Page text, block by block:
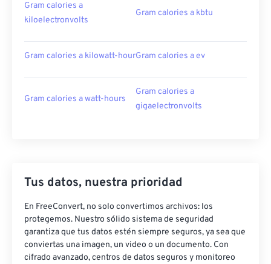
Gram calories a
kiloelectronvolts
Gram calories a kbtu
Gram calories a kilowatt-hourGram calories a ev
Gram calories a watt-hours
Gram calories a
gigaelectronvolts
Tus datos, nuestra prioridad
En FreeConvert, no solo convertimos archivos: los
protegemos. Nuestro sólido sistema de seguridad
garantiza que tus datos estén siempre seguros, ya sea que
conviertas una imagen, un video o un documento. Con
cifrado avanzado, centros de datos seguros y monitoreo